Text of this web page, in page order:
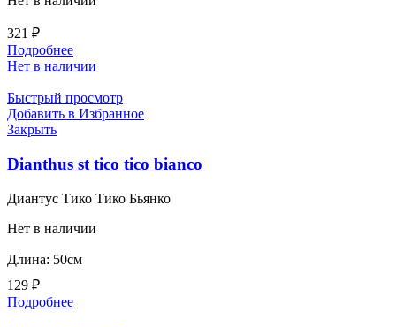
321 ₽
Подробнее
Нет в наличии
Быстрый просмотр
Добавить в Избранное
Закрыть
Dianthus st tico tico bianco
Диантус Тико Тико Бьянко
Нет в наличии
Длина: 50см
129 ₽
Подробнее